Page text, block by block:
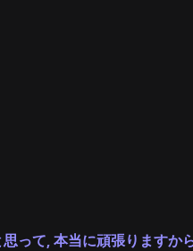
って, 本当に頑張りますか